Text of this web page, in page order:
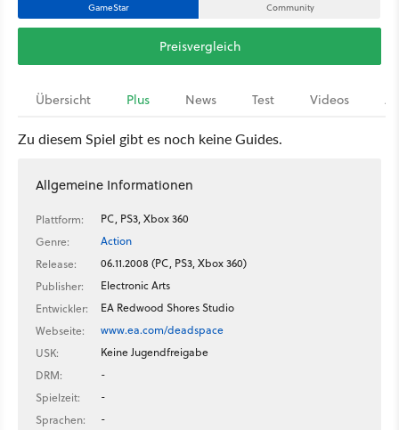
GameStar Community
Preisvergleich
Übersicht Plus News Test Videos
Zu diesem Spiel gibt es noch keine Guides.
Allgemeine Informationen
Plattform:
PC, PS3, Xbox 360
Genre:
Action
Release:
06.11.2008 (PC, PS3, Xbox 360)
Publisher:
Electronic Arts
Entwickler:
EA Redwood Shores Studio
Webseite:
www.ea.com/deadspace
USK:
Keine Jugendfreigabe
DRM:
-
Spielzeit:
-
Sprachen:
-